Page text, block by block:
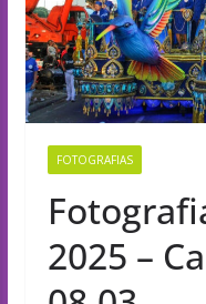
FOTOGRAFIAS
2025 –